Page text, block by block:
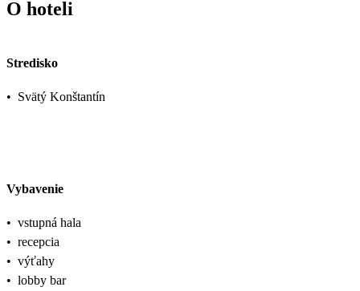
O hoteli
Stredisko
• Svätý Konštantín
Vybavenie
• vstupná hala
• recepcia
• výťahy
• lobby bar